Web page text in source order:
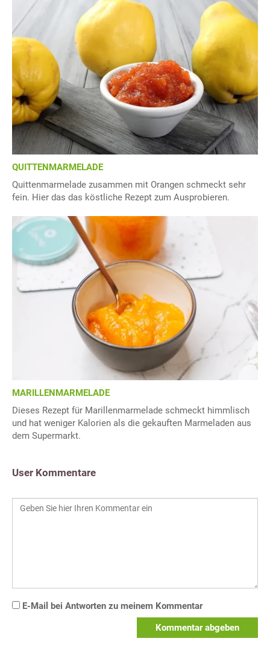
QUITTENMARMELADE
Quittenmarmelade zusammen mit Orangen schmeckt sehr
fein. Hier das das köstliche Rezept zum Ausprobieren.
MARILLENMARMELADE
Dieses Rezept für Marillenmarmelade schmeckt himmlisch
und hat weniger Kalorien als die gekauften Marmeladen aus
dem Supermarkt.
User Kommentare
E-Mail bei Antworten zu meinem Kommentar
Kommentar abgeben